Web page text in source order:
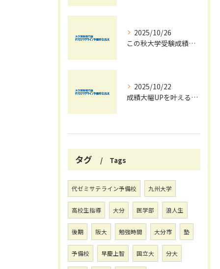
2025/10/26
この秋大学受験成績大幅UPの秘訣
2025/10/22
成績大幅UPを叶える秋の効率学習法
タグ Tags
代ゼミサテライン予備校 九州大学
高校生指導 大分 医学部 浪人生
後期 阪大 勉強時間 大分市 塾
予備校 早慶上智 国立大 分大